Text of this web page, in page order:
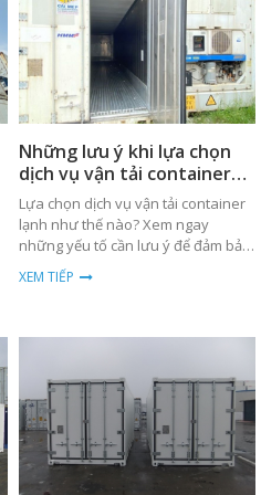
Những lưu ý khi lựa chọn
dịch vụ vận tải container
lạnh
Lựa chọn dịch vụ vận tải container
lạnh như thế nào? Xem ngay
những yếu tố cần lưu ý để đảm bảo
hàng hóa được bảo quản tốt nhất.
XEM TIẾP